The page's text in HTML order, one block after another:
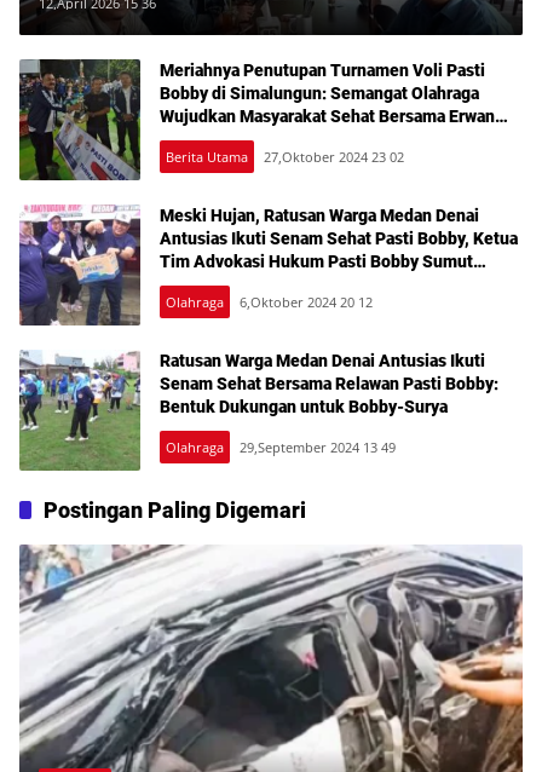
Meriahnya Penutupan Turnamen Voli Pasti
Bobby di Simalungun: Semangat Olahraga
Wujudkan Masyarakat Sehat Bersama Erwan
Rozadi dan Ribuan Penonton!
Berita Utama 27,Oktober 2024 23 02
Meski Hujan, Ratusan Warga Medan Denai
Antusias Ikuti Senam Sehat Pasti Bobby, Ketua
Tim Advokasi Hukum Pasti Bobby Sumut
Mensosialisasikan Program Restorative Justice
Bobby Surya
Olahraga 6,Oktober 2024 20 12
Ratusan Warga Medan Denai Antusias Ikuti
Senam Sehat Bersama Relawan Pasti Bobby:
Bentuk Dukungan untuk Bobby-Surya
Olahraga 29,September 2024 13 49
Postingan Paling Digemari